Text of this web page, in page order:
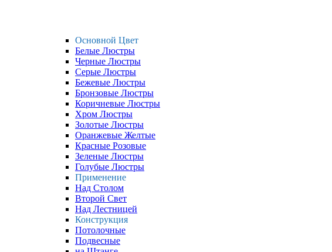
Основной Цвет
Белые Люстры
Черные Люстры
Серые Люстры
Бежевые Люстры
Бронзовые Люстры
Коричневые Люстры
Хром Люстры
Золотые Люстры
Оранжевые Желтые
Красные Розовые
Зеленые Люстры
Голубые Люстры
Применение
Над Столом
Второй Свет
Над Лестницей
Конструкция
Потолочные
Подвесные